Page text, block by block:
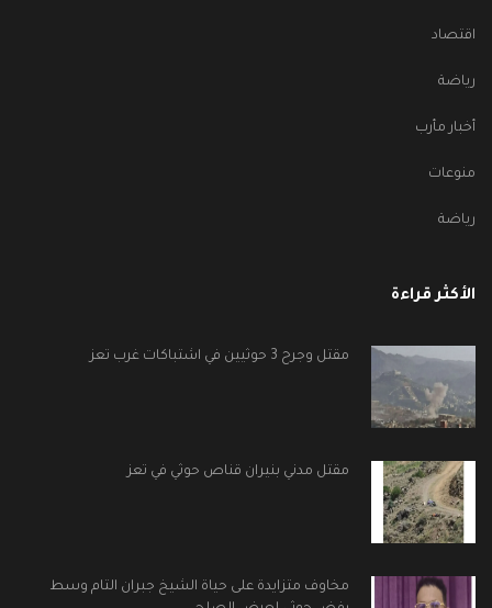
اقتصاد
رياضة
أخبار مأرب
منوعات
رياضة
الأكثر قراءة
مقتل وجرح 3 حوثيين في اشتباكات غرب تعز
مقتل مدني بنيران قناص حوثي في تعز
مخاوف متزايدة على حياة الشيخ جبران التام وسط